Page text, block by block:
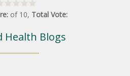
of 10, Total Vote:
Health Blogs